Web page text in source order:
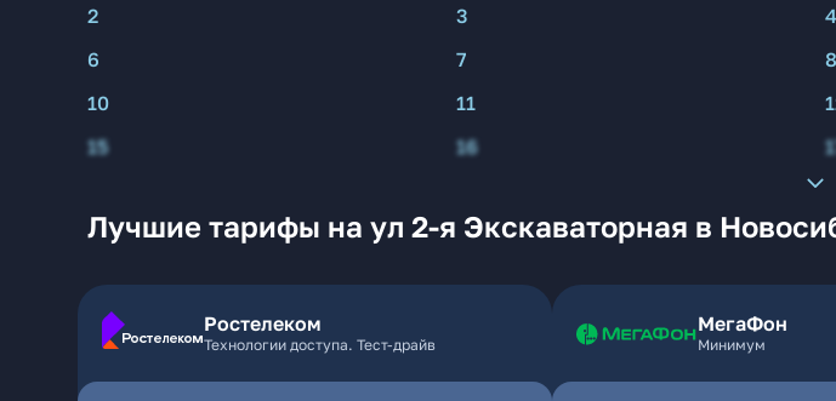
2
3 4
6
7 8
10
11
15
16
Лучшие тарифы на ул 2-я Экскаваторная в
Ростелеком
Технологии доступа. Тест-драйв
МегаФон
Минимум